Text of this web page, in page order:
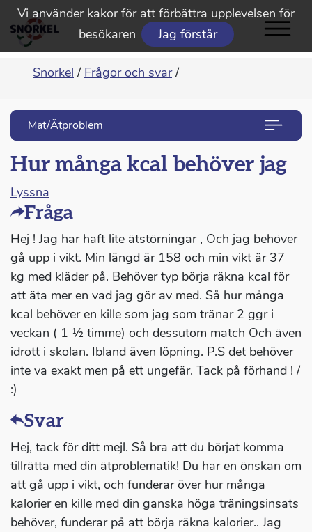
Vi använder kakor för att förbättra upplevelsen för
besökaren
Jag förstår
Snorkel / Frågor och svar /
Mat/Ätproblem
Hur många kcal behöver jag
Lyssna
Fråga
Hej ! Jag har haft lite ätstörningar , Och jag behöver
gå upp i vikt. Min längd är 158 och min vikt är 37
kg med kläder på. Behöver typ börja räkna kcal för
att äta mer en vad jag gör av med. Så hur många
kcal behöver en kille som jag som tränar 2 ggr i
veckan ( 1 ½ timme) och dessutom match Och även
idrott i skolan. Ibland även löpning. P.S det behöver
inte va exakt men på ett ungefär. Tack på förhand ! /
:)
Svar
Hej, tack för ditt mejl. Så bra att du börjat komma
tillrätta med din ätproblematik! Du har en önskan om
att gå upp i vikt, och funderar över hur många
kalorier en kille med din ganska höga träningsinsats
behöver, funderar på att börja räkna kalorier.. Jag